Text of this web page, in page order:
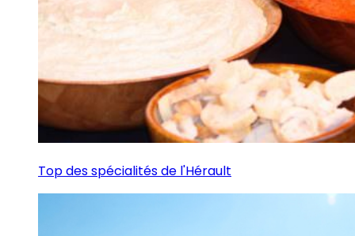
Top des spécialités de l'Hérault